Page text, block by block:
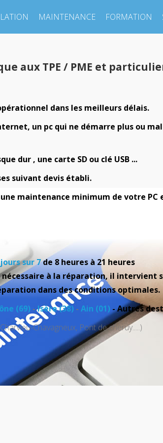
MAINTENANCE FORMATION
aux TPE / PME et
dans les meilleurs délais.
un pc qui ne démarre plus ou
dur , une carte SD ou clé USB ...
suivant devis établi.
maintenance minimum de votre
sur 7de 8 heures à 21 heures
à la réparation, il intervient
dans des conditions optimales.
(69) -Isère (38) - Ain (01) - Autres
Chavagneux, Pont de cheruy.....)